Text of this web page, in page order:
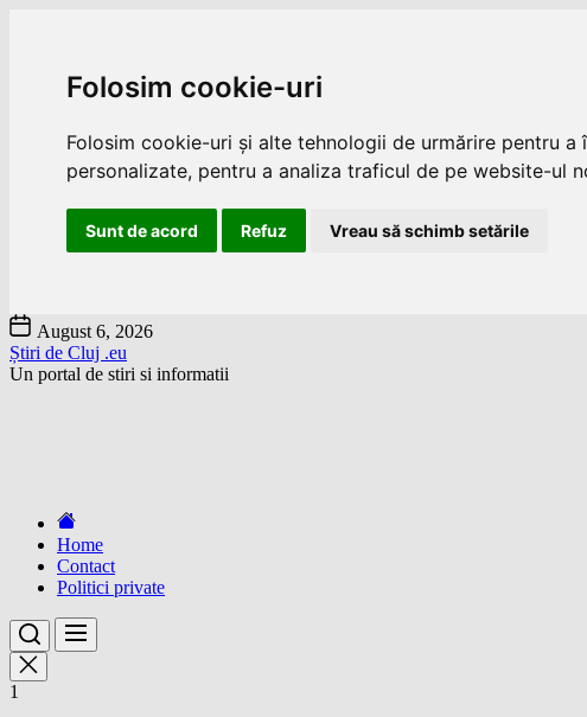
Folosim cookie-uri
Folosim cookie-uri și alte tehnologii de urmărire pentru
personalizate, pentru a analiza traficul de pe website-ul
Sunt de acord Refuz Vreau să schimb setările
Skip
to
the
content
August 6, 2026
Știri de Cluj .eu
Un portal de stiri si informatii
Home
Contact
Politici private
1